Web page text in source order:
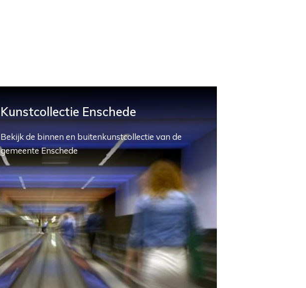
Kunstcollectie Enschede
Bekijk de binnen en buitenkunstcollectie van de
gemeente Enschede